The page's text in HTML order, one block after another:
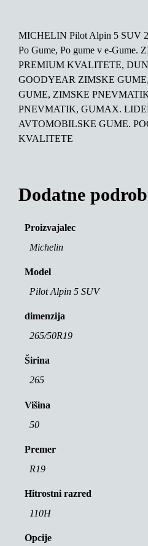
MICHELIN Pilot Alpin 5 SUV
Po Gume, Po gume v e-Gume.
PREMIUM KVALITETE,
GOODYEAR ZIMSKE
GUME, ZIMSKE
PNEVMATIK, GUMAX.
AVTOMOBILSKE GUME.
KVALITETE
Dodatne
Proizvajalec
Michelin
Model
Pilot Alpin 5 SUV
dimenzija
265/50R19
Širina
265
Višina
50
Premer
R19
Hitrostni razred
110H
Opcije